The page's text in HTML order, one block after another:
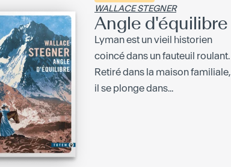
WALLACE STEGNER
Angle d'équilibre
Lyman est un vieil historien
coincé dans un fauteuil roulant.
Retiré dans la maison familiale,
il se plonge dans...